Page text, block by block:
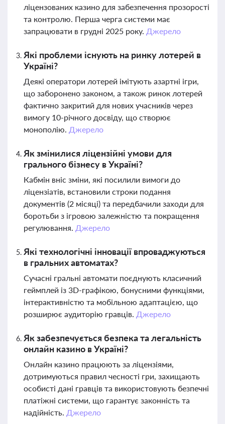
ліцензованих казино для забезпечення прозорості
та контролю. Перша черга системи має
запрацювати в грудні 2025 року. Джерело
Які проблеми існують на ринку лотерей в
Україні?
Деякі оператори лотерей імітують азартні ігри,
що заборонено законом, а також ринок лотерей
фактично закритий для нових учасників через
вимогу 10-річного досвіду, що створює
монополію. Джерело
Як змінилися ліцензійні умови для
грального бізнесу в Україні?
Кабмін вніс зміни, які посилили вимоги до
ліцензіатів, встановили строки подання
документів (2 місяці) та передбачили заходи для
боротьби з ігровою залежністю та покращення
регулювання. Джерело
Які технологічні інновації впроваджуються
в гральних автоматах?
Сучасні гральні автомати поєднують класичний
геймплей із 3D-графікою, бонусними функціями,
інтерактивністю та мобільною адаптацією, що
розширює аудиторію гравців. Джерело
Як забезпечується безпека та легальність
онлайн казино в Україні?
Онлайн казино працюють за ліцензіями,
дотримуються правил чесності гри, захищають
особисті дані гравців та використовують безпечні
платіжні системи, що гарантує законність та
надійність. Джерело